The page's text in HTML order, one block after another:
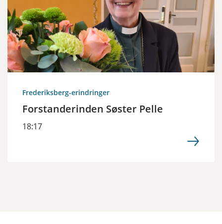
Frederiksberg-erindringer
Forstanderinden Søster Pelle
18:17